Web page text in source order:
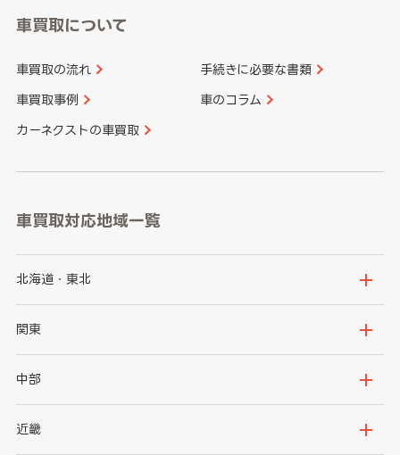
車買取について
車買取の流れ 手続きに必要な書類
車買取事例 車のコラム
カーネクストの車買取
車買取対応地域一覧
北海道・東北
北海道
岩手県
秋田県
関東
茨城県
群馬県
中部
新潟県
近畿